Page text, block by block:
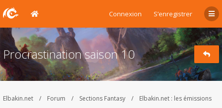
Connexion S’enregistrer
Procrastination saison 10
Elbakin.net Forum Sections Fantasy Elbakin.net : les émissions